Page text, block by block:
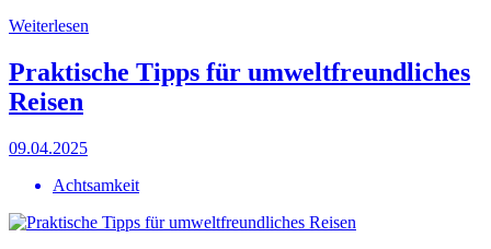
Weiterlesen
Praktische Tipps für umweltfreundliches
Reisen
09.04.2025
Achtsamkeit